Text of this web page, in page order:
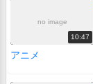
no image
10:47
アニメ